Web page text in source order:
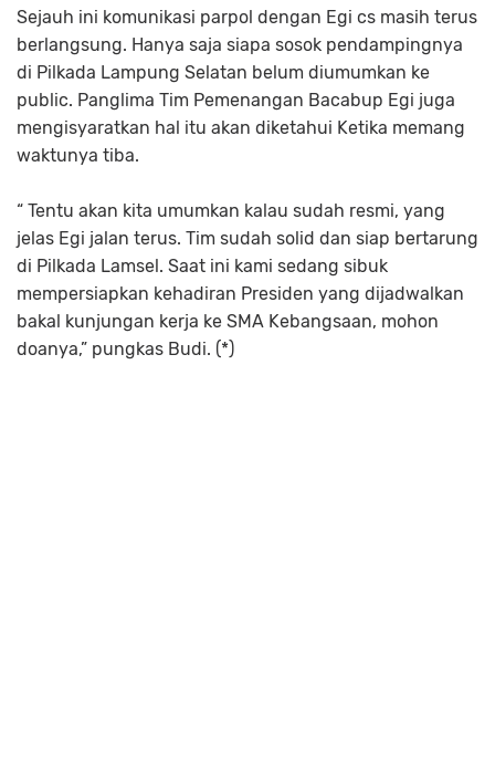
Sejauh ini komunikasi parpol dengan Egi cs masih terus
berlangsung. Hanya saja siapa sosok pendampingnya
di Pilkada Lampung Selatan belum diumumkan ke
public. Panglima Tim Pemenangan Bacabup Egi juga
mengisyaratkan hal itu akan diketahui Ketika memang
waktunya tiba.
“ Tentu akan kita umumkan kalau sudah resmi, yang
jelas Egi jalan terus. Tim sudah solid dan siap bertarung
di Pilkada Lamsel. Saat ini kami sedang sibuk
mempersiapkan kehadiran Presiden yang dijadwalkan
bakal kunjungan kerja ke SMA Kebangsaan, mohon
doanya,” pungkas Budi. (*)